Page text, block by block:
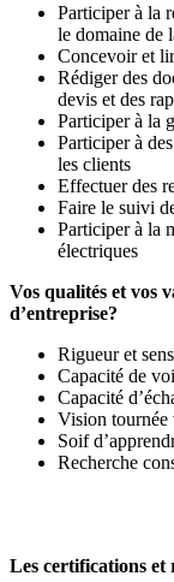
Participer à la
le domaine de
Concevoir et
Rédiger des
devis et des
Participer à la
Participer à
les clients
Effectuer des
Faire le suivi
Participer à la
électriques
Vos qualités et vos
d’entreprise?
Rigueur et
Capacité de
Capacité
Vision tournée
Soif
Recherche
Les certifications et